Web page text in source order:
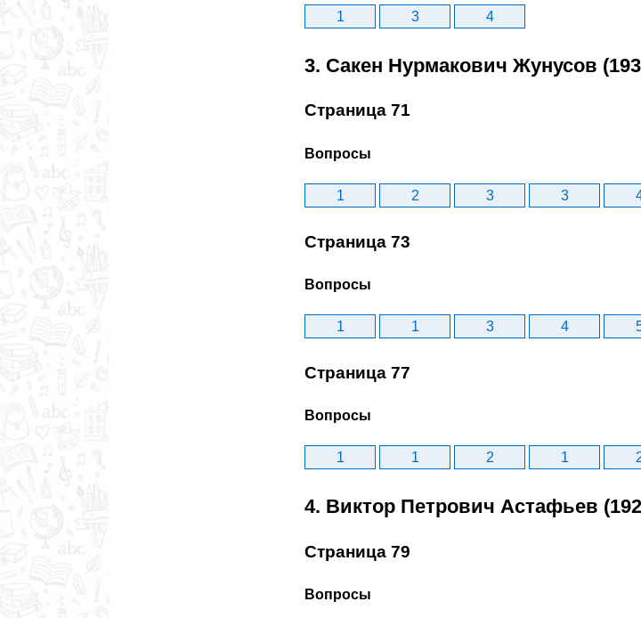
1 3 4
3. Сакен Нурмакович Жунусов
Страница 71
Вопросы
1 2 3 3
Страница 73
Вопросы
1 1 3 4
Страница 77
Вопросы
1 1 2 1
4. Виктор Петрович Астафьев
Страница 79
Вопросы